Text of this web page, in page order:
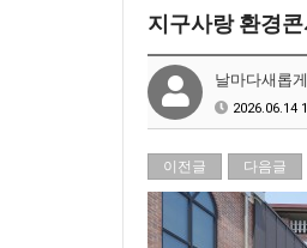
지구사랑 환경
날마다새롭게
2026.06.14
이전글 다음글